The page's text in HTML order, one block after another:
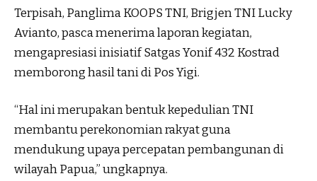
Terpisah, Panglima KOOPS TNI, Brigjen TNI Lucky
Avianto, pasca menerima laporan kegiatan,
mengapresiasi inisiatif Satgas Yonif 432 Kostrad
memborong hasil tani di Pos Yigi.
“Hal ini merupakan bentuk kepedulian TNI
membantu perekonomian rakyat guna
mendukung upaya percepatan pembangunan di
wilayah Papua,” ungkapnya.